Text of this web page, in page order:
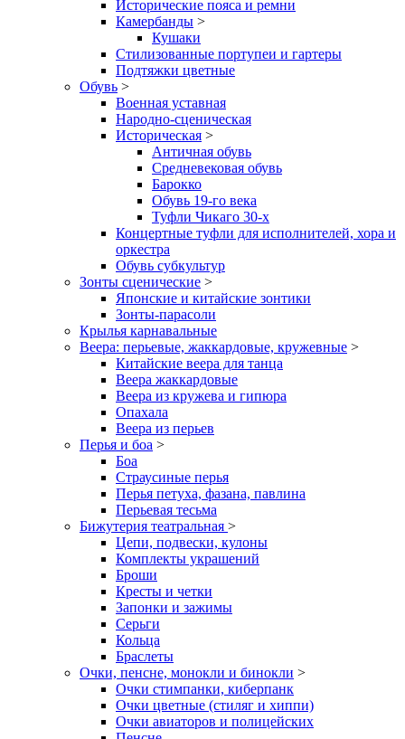
Исторические пояса и ремни
Камербанды >
Кушаки
Стилизованные портупеи и гартеры
Подтяжки цветные
Обувь >
Военная уставная
Народно-сценическая
Историческая >
Античная обувь
Средневековая обувь
Барокко
Обувь 19-го века
Туфли Чикаго 30-х
Концертные туфли для исполнителей, хора и
оркестра
Обувь субкультур
Зонты сценические >
Японские и китайские зонтики
Зонты-парасоли
Крылья карнавальные
Веера: перьевые, жаккардовые, кружевные >
Китайские веера для танца
Веера жаккардовые
Веера из кружева и гипюра
Опахала
Веера из перьев
Перья и боа >
Боа
Страусиные перья
Перья петуха, фазана, павлина
Перьевая тесьма
Бижутерия театральная >
Цепи, подвески, кулоны
Комплекты украшений
Броши
Кресты и четки
Запонки и зажимы
Серьги
Кольца
Браслеты
Очки, пенсне, монокли и бинокли >
Очки стимпанки, киберпанк
Очки цветные (стиляг и хиппи)
Очки авиаторов и полицейских